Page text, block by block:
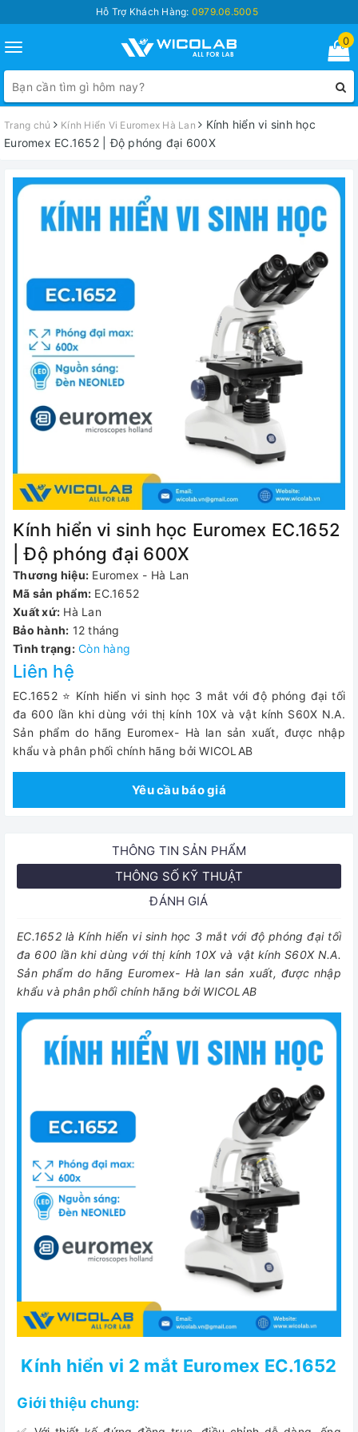
Hỗ Trợ Khách Hàng: 0979.06.5005
Toggle
navigation
0
Trang chủ Kính Hiển Vi Euromex Hà Lan
Kính hiển vi sinh học
Euromex EC.1652 | Độ phóng đại 600X
Kính hiển vi sinh học Euromex EC.1652
| Độ phóng đại 600X
Thương hiệu: Euromex - Hà Lan
Mã sản phẩm: EC.1652
Xuất xứ: Hà Lan
Bảo hành: 12 tháng
Tình trạng: Còn hàng
Liên hệ
EC.1652 ⭐ Kính hiển vi sinh học 3 mắt với độ phóng đại tối
đa 600 lần khi dùng với thị kính 10X và vật kính S60X N.A.
Sản phẩm do hãng Euromex- Hà lan sản xuất, được nhập
khẩu và phân phối chính hãng bởi WICOLAB
Yêu cầu báo giá
THÔNG TIN SẢN PHẨM
THÔNG SỐ KỸ THUẬT
ĐÁNH GIÁ
EC.1652 là Kính hiển vi sinh học 3 mắt với độ phóng đại tối
đa 600 lần khi dùng với thị kính 10X và vật kính S60X N.A.
Sản phẩm do hãng Euromex- Hà lan sản xuất, được nhập
khẩu và phân phối chính hãng bởi WICOLAB
Kính hiển vi 2 mắt Euromex EC.1652
Giới thiệu chung: